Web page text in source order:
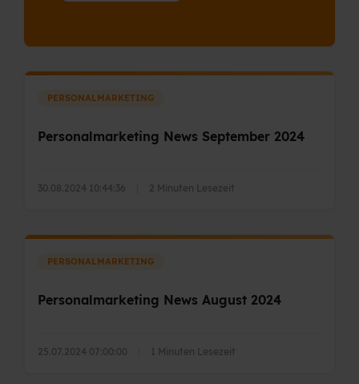
PERSONALMARKETING
Personalmarketing News September 2024
30.08.2024 10:44:36 2 Minuten Lesezeit
PERSONALMARKETING
Personalmarketing News August 2024
25.07.2024 07:00:00 1 Minuten Lesezeit